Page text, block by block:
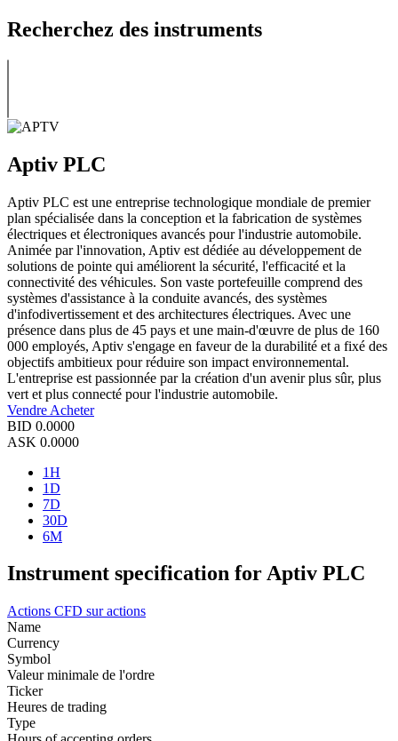
Recherchez des instruments
Aptiv PLC
Aptiv PLC est une entreprise technologique mondiale de premier
plan spécialisée dans la conception et la fabrication de systèmes
électriques et électroniques avancés pour l'industrie automobile.
Animée par l'innovation, Aptiv est dédiée au développement de
solutions de pointe qui améliorent la sécurité, l'efficacité et la
connectivité des véhicules. Son vaste portefeuille comprend des
systèmes d'assistance à la conduite avancés, des systèmes
d'infodivertissement et des architectures électriques. Avec une
présence dans plus de 45 pays et une main-d'œuvre de plus de 160
000 employés, Aptiv s'engage en faveur de la durabilité et a fixé des
objectifs ambitieux pour réduire son impact environnemental.
L'entreprise est passionnée par la création d'un avenir plus sûr, plus
vert et plus connecté pour l'industrie automobile.
Vendre Acheter
BID 0.0000
ASK 0.0000
1H
1D
7D
30D
6M
Instrument specification for Aptiv PLC
Actions CFD sur actions
Name
Currency
Symbol
Valeur minimale de l'ordre
Ticker
Heures de trading
Type